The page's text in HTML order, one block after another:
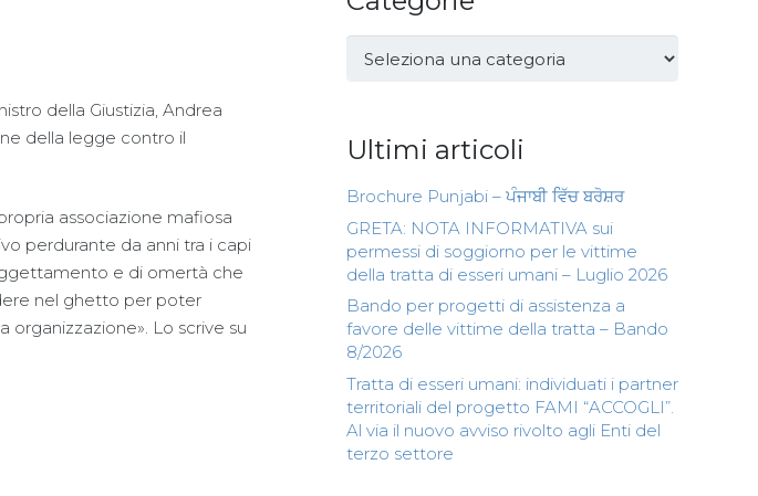
della Giustizia, Andrea
della legge contro il
associazione mafiosa
perdurante da anni tra i capi
e di omertà che
nel ghetto per poter
Lo scrive su
Categorie
Ultimi articoli
Brochure Punjabi – ਪੰਜਾਬੀ ਵਿੱਚ ਬਰੋਸ਼ਰ
GRETA: NOTA INFORMATIVA sui
permessi di soggiorno per le vittime
della tratta di esseri umani – Luglio 2026
Bando per progetti di assistenza a
favore delle vittime della tratta – Bando
8/2026
Tratta di esseri umani: individuati i partner
territoriali del progetto FAMI “ACCOGLI”.
Al via il nuovo avviso rivolto agli Enti del
terzo settore